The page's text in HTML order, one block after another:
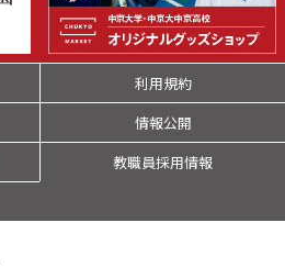
利用規約
情報公開
教職員採用情報